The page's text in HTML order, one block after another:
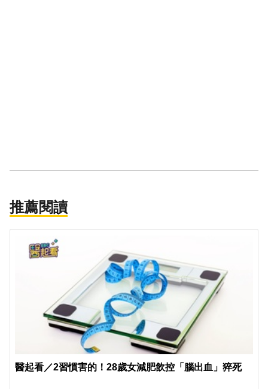
推薦閱讀
醫起看／2習慣害的！28歲女減肥飲控「腦出血」猝死